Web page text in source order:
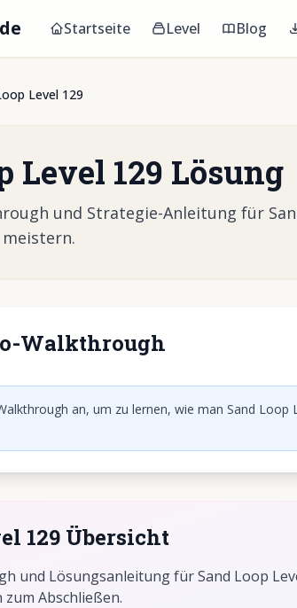
Startseite Level Blog
Level 129
Level 129 Lösung
und Strategie-Anleitung für
meistern.
WalkthroughKlicken, um Video abzuspielen
an, um zu lernen, wie man Sand
129 Übersicht
und Lösungsanleitung für Sand Loop
Abschließen.